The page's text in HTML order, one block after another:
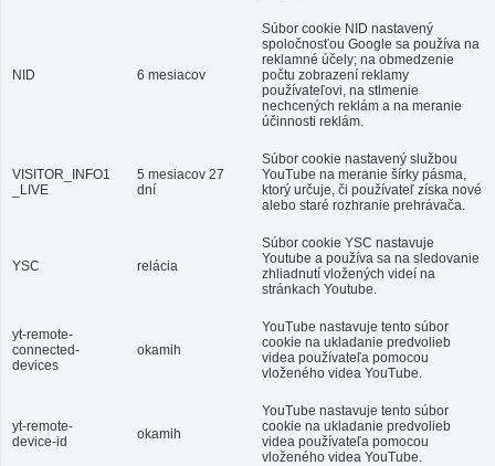
NID 6 mesiacov
Súbor cookie NID nastavený
spoločnosťou Google sa používa na
reklamné účely; na obmedzenie
počtu zobrazení reklamy
používateľovi, na stlmenie
nechcených reklám a na meranie
účinnosti reklám.
VISITOR_INFO1
_LIVE
5 mesiacov 27
dní
Súbor cookie nastavený službou
YouTube na meranie šírky pásma,
ktorý určuje, či používateľ získa nové
alebo staré rozhranie prehrávača.
YSC relácia
Súbor cookie YSC nastavuje
Youtube a používa sa na sledovanie
zhliadnutí vložených videí na
stránkach Youtube.
yt-remote-
connected-
devices
okamih
YouTube nastavuje tento súbor
cookie na ukladanie predvolieb
videa používateľa pomocou
vloženého videa YouTube.
yt-remote-
device-id
okamih
YouTube nastavuje tento súbor
cookie na ukladanie predvolieb
videa používateľa pomocou
vloženého videa YouTube.